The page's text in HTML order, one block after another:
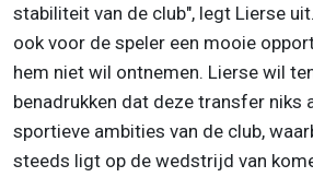
stabiliteit van de club", legt Lierse
ook voor de speler een mooie
hem niet wil ontnemen. Lierse wil
benadrukken dat deze transfer niks
sportieve ambities van de club,
steeds ligt op de wedstrijd van